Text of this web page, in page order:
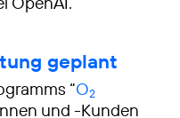
geplant
“O2
und -Kunden